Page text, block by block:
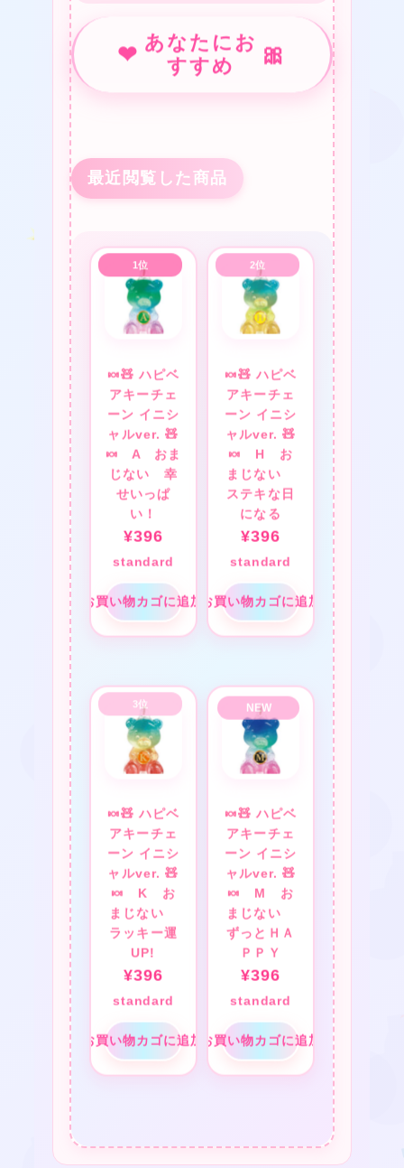
❤ あなたにお
すすめ
🎀
最近閲覧した商品
🍬🧸 ハピベ
アキーチェ
ーン イニシ
ャルver. 🧸
🍬 A おま
じない 幸
せいっぱ
い！
¥396
standard
お買い物カゴに追加
🍬🧸 ハピベ
アキーチェ
ーン イニシ
ャルver. 🧸
🍬 H お
まじない
ステキな日
になる
¥396
standard
お買い物カゴに追加
🍬🧸 ハピベ
アキーチェ
ーン イニシ
ャルver. 🧸
🍬 K お
まじない
ラッキー運
UP!
¥396
standard
お買い物カゴに追加
🍬🧸 ハピベ
アキーチェ
ーン イニシ
ャルver. 🧸
🍬 M お
まじない
ずっとＨＡ
ＰＰＹ
¥396
standard
お買い物カゴに追加
❤
★
❤
❤
❤
❤